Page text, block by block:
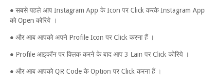
● सबसे पहले आप Instagram App के Icon पर Click करके Instagram App
को Open कोरिये ।
● और आब आपको अपने Profile Icon पर Click करना हैं ।
● Profile आइकॉन पर क्लिक करने के बाद आप 3 Lain पर Click कोरिये ।
● और आब आपको QR Code के Option पर Click करना हैं ।